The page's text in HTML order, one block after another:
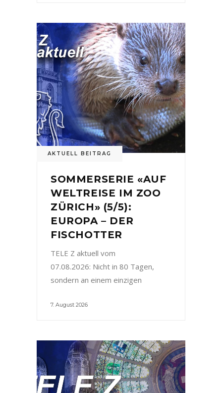
AKTUELL BEITRAG
SOMMERSERIE «AUF
WELTREISE IM ZOO
ZÜRICH» (5/5):
EUROPA – DER
FISCHOTTER
TELE Z aktuell vom
07.08.2026: Nicht in 80 Tagen,
sondern an einem einzigen
7. August 2026